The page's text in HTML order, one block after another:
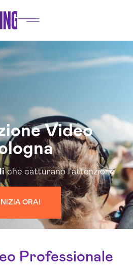
Video
che catturano l'attenzione
INIZIA ORA!
Professionale